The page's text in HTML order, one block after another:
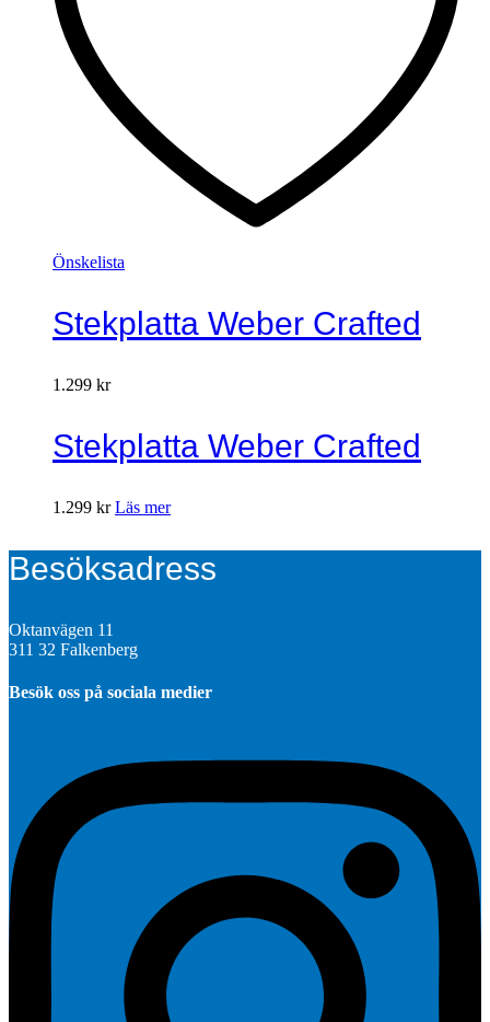
Önskelista
Stekplatta Weber Crafted
1.299 kr
Stekplatta Weber Crafted
1.299 kr Läs mer
Besöksadress
Oktanvägen 11
311 32 Falkenberg
Besök oss på sociala medier